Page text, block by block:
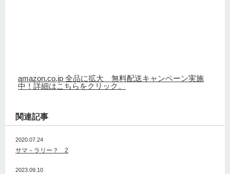
amazon.co.jp 全品に拡大 無料配送キャンペーン実施
中！詳細はこちらをクリック。
関連記事
2020.07.24
サマ－ラリー？ 2
2023.09.10